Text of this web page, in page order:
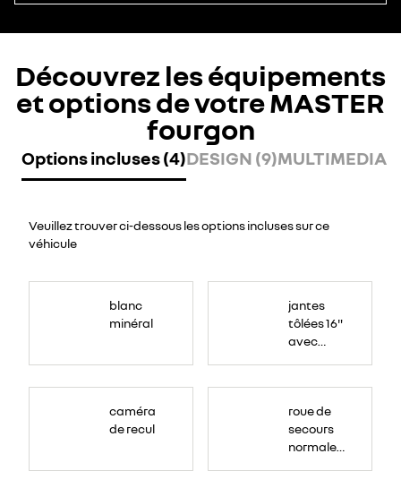
Découvrez les équipements
et options de votre MASTER
fourgon
Options incluses (4)DESIGN (9)MULTIMEDIA
Veuillez trouver ci-dessous les options incluses sur ce
véhicule
blanc
minéral
jantes
tôlées 16"
avec
caméra
de recul
roue de
secours
normale